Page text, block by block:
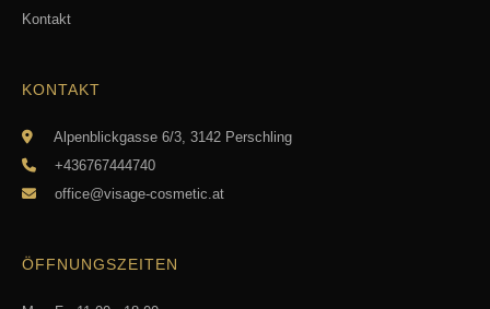
Kontakt
KONTAKT
Alpenblickgasse 6/3, 3142 Perschling
+436767444740
office@visage-cosmetic.at
ÖFFNUNGSZEITEN